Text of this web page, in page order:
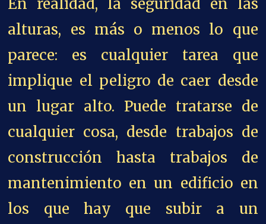
alturas, es más o menos lo que
parece: es cualquier tarea que
implique el peligro de caer desde
un lugar alto. Puede tratarse de
cualquier cosa, desde trabajos de
construcción hasta trabajos de
mantenimiento en un edificio en
los que hay que subir a un